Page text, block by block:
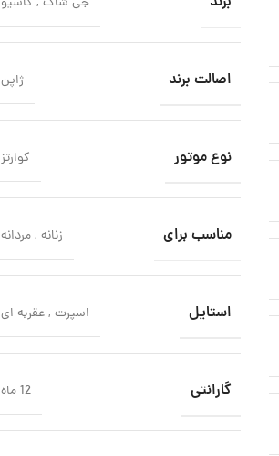
اصالت برند ژاپن
نوع موتور کوارتز
مناسب برای زنانه ,مردانه
استایل اسپرت ,عقربه ای
گارانتی 12 ماه